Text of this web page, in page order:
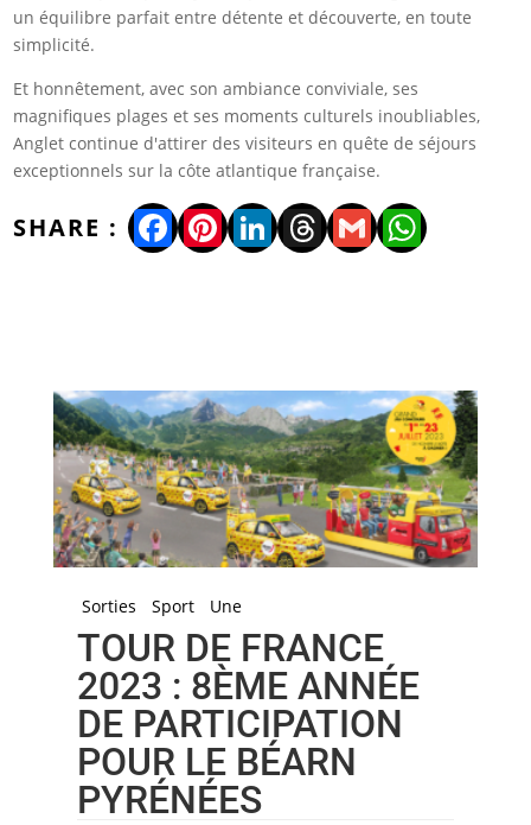
un équilibre parfait entre détente et découverte, en toute
simplicité.
Et honnêtement, avec son ambiance conviviale, ses
magnifiques plages et ses moments culturels inoubliables,
Anglet continue d'attirer des visiteurs en quête de séjours
exceptionnels sur la côte atlantique française.
Facebook
Pinterest
LinkedIn
Threads
Gmail
Sorties Sport Une
TOUR DE FRANCE
2023 : 8ÈME ANNÉE
DE PARTICIPATION
POUR LE BÉARN
PYRÉNÉES